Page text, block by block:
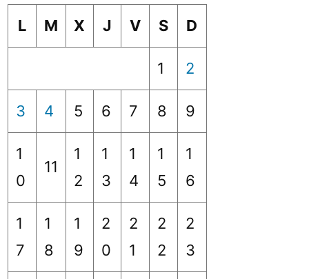
L
M X J V S D
1 2
3 4 5 6 7 8 9
1
0
11
1
2
1
3
1
4
1
5
1
6
1
7
1
8
1
9
2
0
2
1
2
2
2
3